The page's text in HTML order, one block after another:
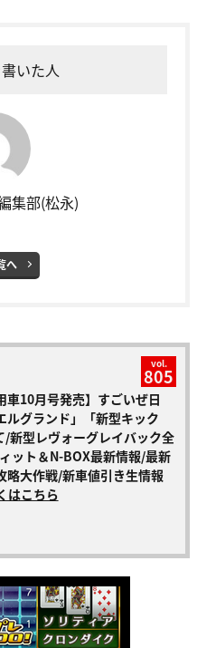
いた人
集部(松永)
へ
vol.
805
車10月号発売】すごいぜ日
ルグランド」「新型キック
/新型レヴォーグレイバック全
ット＆N-BOX最新情報/最新
略大作戦/新車値引き生情報
はこちら